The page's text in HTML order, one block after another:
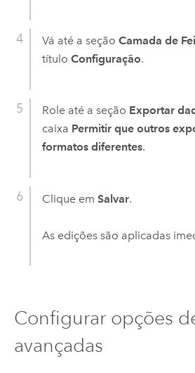
Vá até a seção Camada de
título Configuração.
Role até a seção Exportar
caixa Permitir que outros
formatos diferentes.
Clique em Salvar.
As edições são aplicadas
Configurar opções
avançadas